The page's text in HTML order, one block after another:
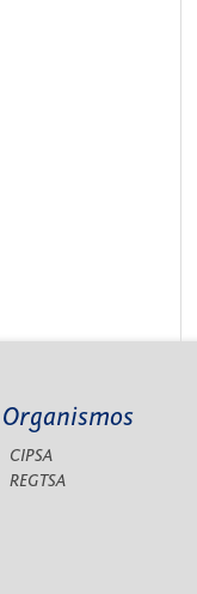
Organismos
CIPSA
REGTSA